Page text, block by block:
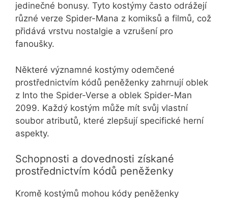
jedinečné bonusy. Tyto kostýmy často odrážejí
různé verze Spider-Mana z komiksů a filmů, což
přidává vrstvu nostalgie a vzrušení pro
fanoušky.
Některé významné kostýmy odemčené
prostřednictvím kódů peněženky zahrnují oblek
z Into the Spider-Verse a oblek Spider-Man
2099. Každý kostým může mít svůj vlastní
soubor atributů, které zlepšují specifické herní
aspekty.
Schopnosti a dovednosti získané
prostřednictvím kódů peněženky
Kromě kostýmů mohou kódy peněženky